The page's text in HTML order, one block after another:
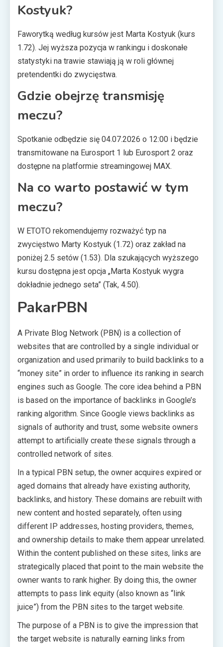
Kostyuk?
Faworytką według kursów jest Marta Kostyuk (kurs
1.72). Jej wyższa pozycja w rankingu i doskonałe
statystyki na trawie stawiają ją w roli głównej
pretendentki do zwycięstwa.
Gdzie obejrzę transmisję
meczu?
Spotkanie odbędzie się 04.07.2026 o 12:00 i będzie
transmitowane na Eurosport 1 lub Eurosport 2 oraz
dostępne na platformie streamingowej MAX.
Na co warto postawić w tym
meczu?
W ETOTO rekomendujemy rozważyć typ na
zwycięstwo Marty Kostyuk (1.72) oraz zakład na
poniżej 2.5 setów (1.53). Dla szukających wyższego
kursu dostępna jest opcja „Marta Kostyuk wygra
dokładnie jednego seta” (Tak, 4.50).
PakarPBN
A Private Blog Network (PBN) is a collection of
websites that are controlled by a single individual or
organization and used primarily to build backlinks to a
“money site” in order to influence its ranking in search
engines such as Google. The core idea behind a PBN
is based on the importance of backlinks in Google’s
ranking algorithm. Since Google views backlinks as
signals of authority and trust, some website owners
attempt to artificially create these signals through a
controlled network of sites.
In a typical PBN setup, the owner acquires expired or
aged domains that already have existing authority,
backlinks, and history. These domains are rebuilt with
new content and hosted separately, often using
different IP addresses, hosting providers, themes,
and ownership details to make them appear unrelated.
Within the content published on these sites, links are
strategically placed that point to the main website the
owner wants to rank higher. By doing this, the owner
attempts to pass link equity (also known as “link
juice”) from the PBN sites to the target website.
The purpose of a PBN is to give the impression that
the target website is naturally earning links from